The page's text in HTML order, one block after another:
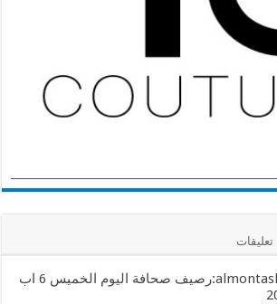
تعليقات
almontasher:رصيف صحافة اليوم الخميس 6 اب